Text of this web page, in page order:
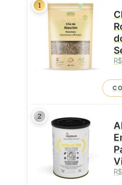
1
2